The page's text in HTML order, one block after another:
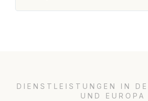
DIENSTLEISTUNGEN IN
UND EUROPA